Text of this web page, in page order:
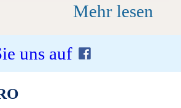
von allen TUI
kennen die
weltweit und
Mehr lesen
uns auf